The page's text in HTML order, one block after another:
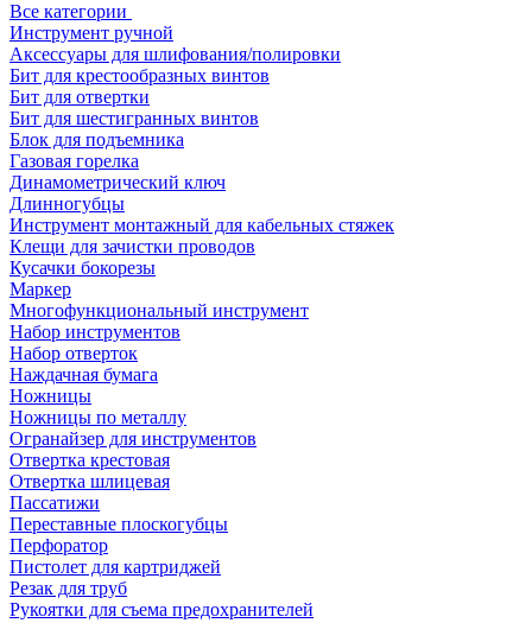
Все категории
Инструмент ручной
Аксессуары для шлифования/полировки
Бит для крестообразных винтов
Бит для отвертки
Бит для шестигранных винтов
Блок для подъемника
Газовая горелка
Динамометрический ключ
Длинногубцы
Инструмент монтажный для кабельных стяжек
Клещи для зачистки проводов
Кусачки бокорезы
Маркер
Многофункциональный инструмент
Набор инструментов
Набор отверток
Наждачная бумага
Ножницы
Ножницы по металлу
Огранайзер для инструментов
Отвертка крестовая
Отвертка шлицевая
Пассатижи
Переставные плоскогубцы
Перфоратор
Пистолет для картриджей
Резак для труб
Рукоятки для съема предохранителей